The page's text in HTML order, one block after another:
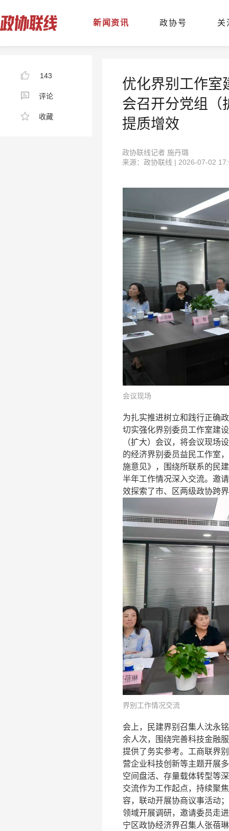
新闻资讯 政协号 关
143
评论
收藏
优化界别工作室
会召开分党组（
提质增效
政协联线记者 施丹璐
来源：政协联线 | 2026-07-02
会议现场
为扎实推进树立和践行正确
切实强化界别委员工作室建
（扩大）会议，将会议现场
的经济界别委员益民工作室
施意见》，围绕所联系的民
半年工作情况深入交流。邀
效探索了市、区两级政协跨
界别工作情况交流
会上，民建界别召集人沈永
余人次，围绕完善科技金融
提供了务实参考。工商联界
营企业科技创新等主题开展
空间盘活、存量载体转型等
交流作为工作起点，持续聚
容，联动开展协商议事活动
领域开展调研，邀请委员走
宁区政协经济界召集人张蓓